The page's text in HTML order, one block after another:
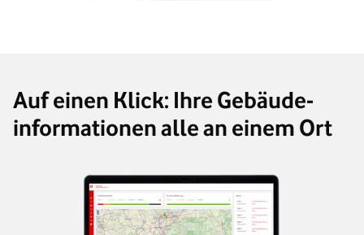
Auf einen Klick: Ihre Gebäude­
informationen alle an einem Ort